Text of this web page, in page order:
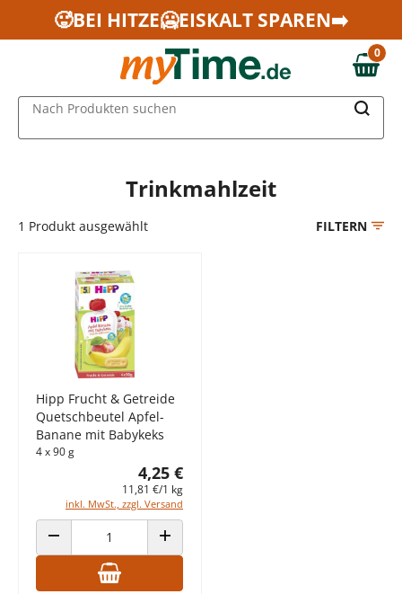
Zum Hauptinhalt springen
Zur Navigation springen
Zur Suche springen
🥵BEI HITZE🥶EISKALT SPAREN➡️
0,00 €
0
Nach Produkten suchen
Trinkmahlzeit
1 Produkt ausgewählt FILTERN
Hipp Frucht & Getreide
Quetschbeutel Apfel-
Banane mit Babykeks
4 x 90 g
4,25 €
11,81 €/1 kg
inkl. MwSt., zzgl. Versand
ANZAHL VERRINGERN ANZAHL ERHÖHEN